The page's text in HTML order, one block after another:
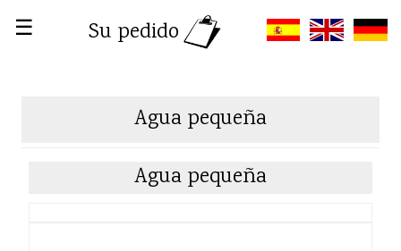
☰ Su pedido
Agua pequeña
Agua pequeña